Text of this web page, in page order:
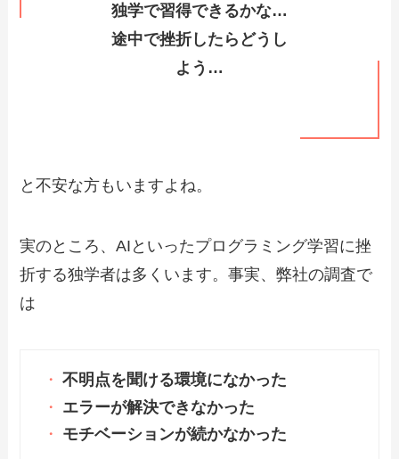
独学で習得できるかな…
途中で挫折したらどうし
よう…
と不安な方もいますよね。
実のところ、AIといったプログラミング学習に挫
折する独学者は多くいます。事実、弊社の調査で
は
不明点を聞ける環境になかった
エラーが解決できなかった
モチベーションが続かなかった